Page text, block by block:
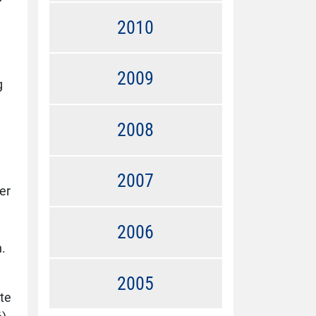
2010
2009
2008
2007
2006
2005